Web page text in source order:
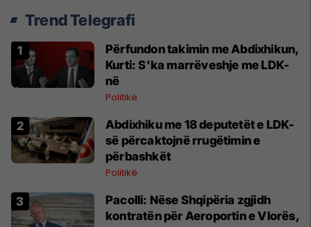
Trend Telegrafi
Përfundon takimin me Abdixhikun,
Kurti: S'ka marrëveshje me LDK-
në
Politikë
Abdixhiku me 18 deputetët e LDK-
së përcaktojnë rrugëtimin e
përbashkët
Politikë
Pacolli: Nëse Shqipëria zgjidh
kontratën për Aeroportin e Vlorës,